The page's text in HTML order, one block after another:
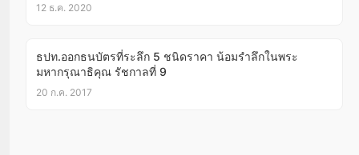
12 ธ.ค. 2020
ธปท.ออกธนบัตรที่ระลึก 5 ชนิดราคา น้อมรำลึกในพระ
มหากรุณาธิคุณ รัชกาลที่ 9
20 ก.ค. 2017